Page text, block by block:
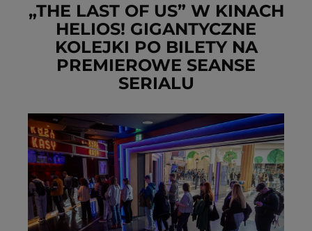
USUŃ ZE SCHOWKA
„THE LAST OF US” W KINACH
HELIOS! GIGANTYCZNE
KOLEJKI PO BILETY NA
PREMIEROWE SEANSE
SERIALU